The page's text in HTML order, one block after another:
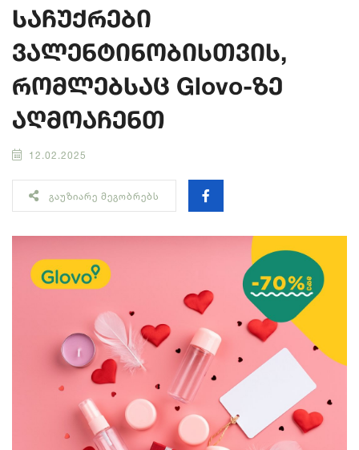
საჩუქრები
ვალენტინობისთვის,
რომლებსაც Glovo-ზე
აღმოაჩენთ
12.02.2025
ᲒᲐᲣᲖᲘᲐᲠᲔ ᲛᲔᲒᲝᲑᲠᲔᲑᲡ